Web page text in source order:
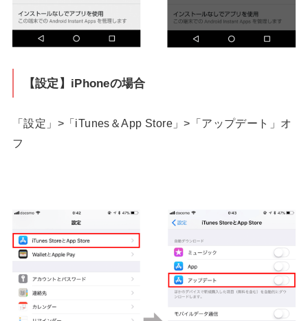
【設定】iPhoneの場合
「設定」>「iTunes＆App Store」>「アップデート」オ
フ